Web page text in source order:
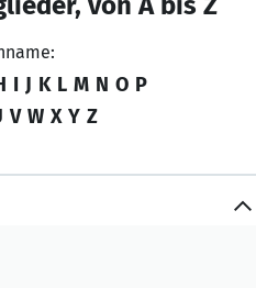
I J K L M N O P
V W X Y Z